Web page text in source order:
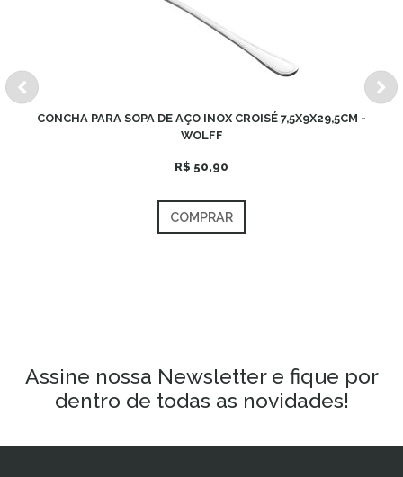
CONCHA PARA SOPA DE AÇO INOX CROISÉ 7,5X9X29,5CM -
WOLFF
R$ 50,90
COMPRAR
Assine nossa Newsletter e fique por
dentro de todas as novidades!